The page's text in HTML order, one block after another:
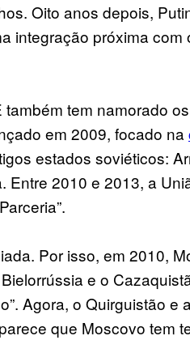
Oito anos depois,
integração próxima
tem namorado
em 2009, focado na
estados soviéticos:
Entre 2010 e 2013, a
Por isso, em 2010,
e o
Agora, o Quirguistão
que Moscovo tem